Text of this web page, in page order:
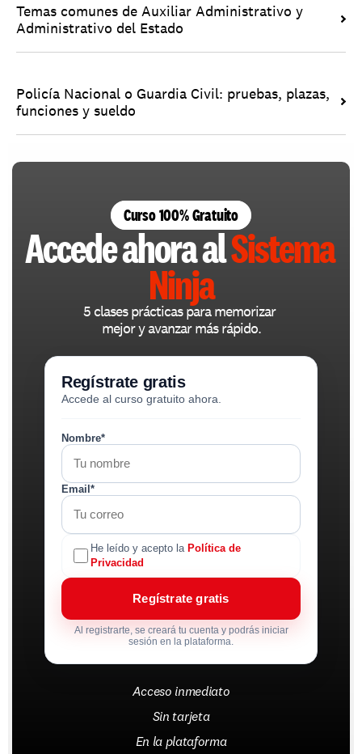
Temas comunes de Auxiliar Administrativo y
Administrativo del Estado
Policía Nacional o Guardia Civil: pruebas, plazas,
funciones y sueldo
Curso 100% Gratuito
Accede ahora al Sistema
Ninja
5 clases prácticas para memorizar
mejor y avanzar más rápido.
Regístrate gratis
Accede al curso gratuito ahora.
Nombre*
Email*
He leído y acepto la Política de
Privacidad
Regístrate gratis
Al registrarte, se creará tu cuenta y podrás iniciar
sesión en la plataforma.
Acceso inmediato
Sin tarjeta
En la plataforma